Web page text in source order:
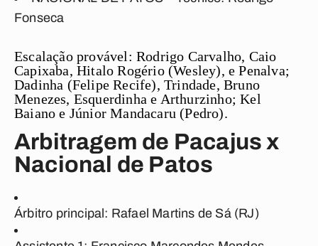
Fonseca
Escalação provável: Rodrigo Carvalho, Caio
Capixaba, Hitalo Rogério (Wesley), e Penalva;
Dadinha (Felipe Recife), Trindade, Bruno
Menezes, Esquerdinha e Arthurzinho; Kel
Baiano e Júnior Mandacaru (Pedro).
Arbitragem de Pacajus x
Nacional de Patos
Árbitro principal: Rafael Martins de Sá (RJ)